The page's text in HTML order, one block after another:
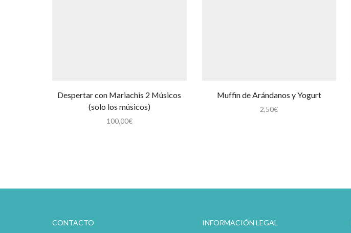
Despertar con Mariachis 2 Músicos
(solo los músicos)
100,00€
Muffin de Arándanos y Yogurt
2,50€
CONTACTO INFORMACIÓN LEGAL